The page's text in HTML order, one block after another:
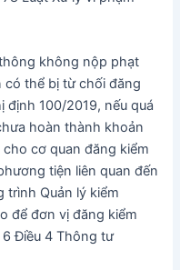
không nộp phạt
thể bị từ chối đăng
định 100/2019, nếu quá
hoàn thành khoản
cơ quan đăng kiểm
tiện liên quan đến
Quản lý kiểm
để đơn vị đăng kiểm
Điều 4 Thông tư